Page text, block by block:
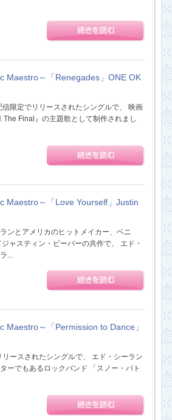
Maestro～「Renegades」ONE OK
信限定でリリースされたシングルで、 映画
The Final』の主題歌として制作されまし
Maestro～「Love Yourself」Justin
ンとアメリカのヒットメイカー、ベニ
ャスティン・ビーバーの共作で、 エド・
...
Maestro～「Permission to Dance」
ースされたシングルで、 エド・シーラン
ーでもあるロックバンド 「スノー・パト